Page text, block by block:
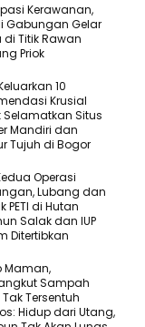
Kerawanan,
Gabungan Gelar
di Titik Rawan
Priok
10
Krusial
Selamatkan Situs
Mandiri dan
Tujuh di Bogor
Operasi
Lubang dan
PETI di Hutan
Salak dan IUP
Ditertibkan
Maman,
Sampah
Tersentuh
Hidup dari Utang,